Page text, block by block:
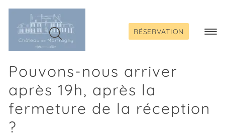
Passer
contenu
RÉSERVATION
Pouvons-nous arriver
après 19h, après la
fermeture de la réception
?